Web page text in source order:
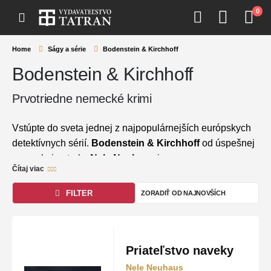
0
Home Ságy a série Bodenstein & Kirchhoff
Bodenstein & Kirchhoff
Prvotriedne nemecké krimi
Vstúpte do sveta jednej z najpopulárnejších európskych
detektívnych sérií. Bodenstein & Kirchhoffod úspešnej
nemeckej autorky Nele Neuhaus
je synonymom pre
mrazivé napätie, prepracovanú psychológiu postáv a
nečakané zvraty. Charizmatický komisár Oliver von
Bodenstein a jeho bystrá kolegyňa Pia Kirchhoffová
prvej kapitoly až po šokujúce rozuzlenie.
Čítaj viac
FILTER
Priateľstvo naveky
Nele Neuhaus